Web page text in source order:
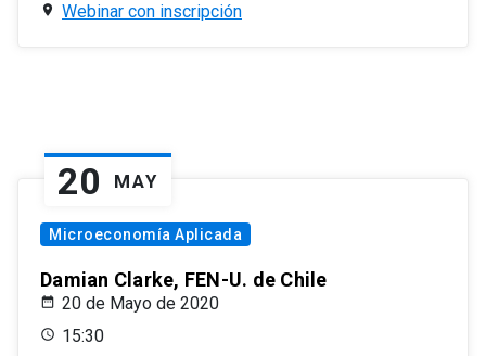
Webinar con inscripción
20 MAY
Microeconomía Aplicada
Damian Clarke, FEN-U. de Chile
20 de Mayo de 2020
15:30